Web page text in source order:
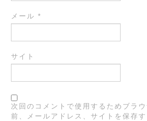
メール*
サイト
次回のコメントで使用するためブラ
前、メールアドレス、サイトを保存す